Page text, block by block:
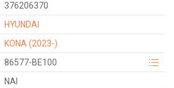
376206370
HYUNDAI
KONA (2023-)
86577-BE100
ΝΑΙ